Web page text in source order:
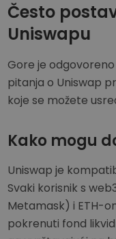
Često
Uniswapu
Gore je
pitanja o Uniswap
koje se možete
Kako mogu
Uniswap je
Svaki korisnik s
Metamask) i ETH-
pokrenuti fond